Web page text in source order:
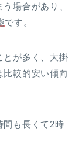
場合があり、
です。
とが多く、大掛
較的安い傾向
間も長くて2時